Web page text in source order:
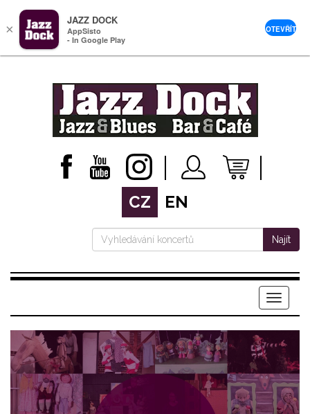
CZ EN
Najít
Menu
×
JAZZ DOCK
AppSisto
- In Google Play
OTEVŘÍT